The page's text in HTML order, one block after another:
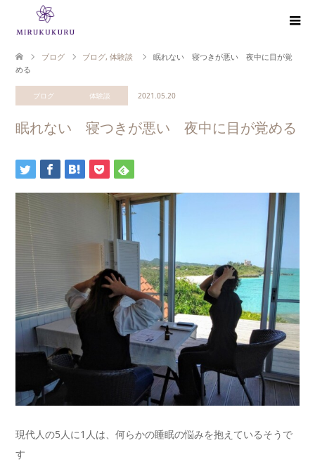
ブログ ブログ, 体験談
眠れない 寝つきが悪い 夜中に目が覚
める
ブログ 体験談 2021.05.20
眠れない 寝つきが悪い 夜中に目が覚める
現代人の5人に1人は、何らかの睡眠の悩みを抱えているそうで
す